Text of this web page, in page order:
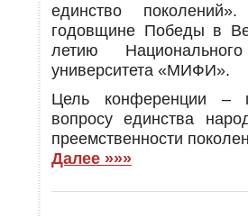
единство
годовщине Победы в
летию
университета «МИФИ».
Цель конференции –
вопросу единства
преемственности
Далее »»»